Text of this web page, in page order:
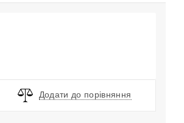
Додати до порівняння